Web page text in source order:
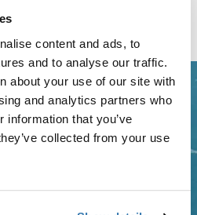
content and ads, to
and to analyse our traffic.
about your use of our site with
and analytics partners who
information that you’ve
collected from your use